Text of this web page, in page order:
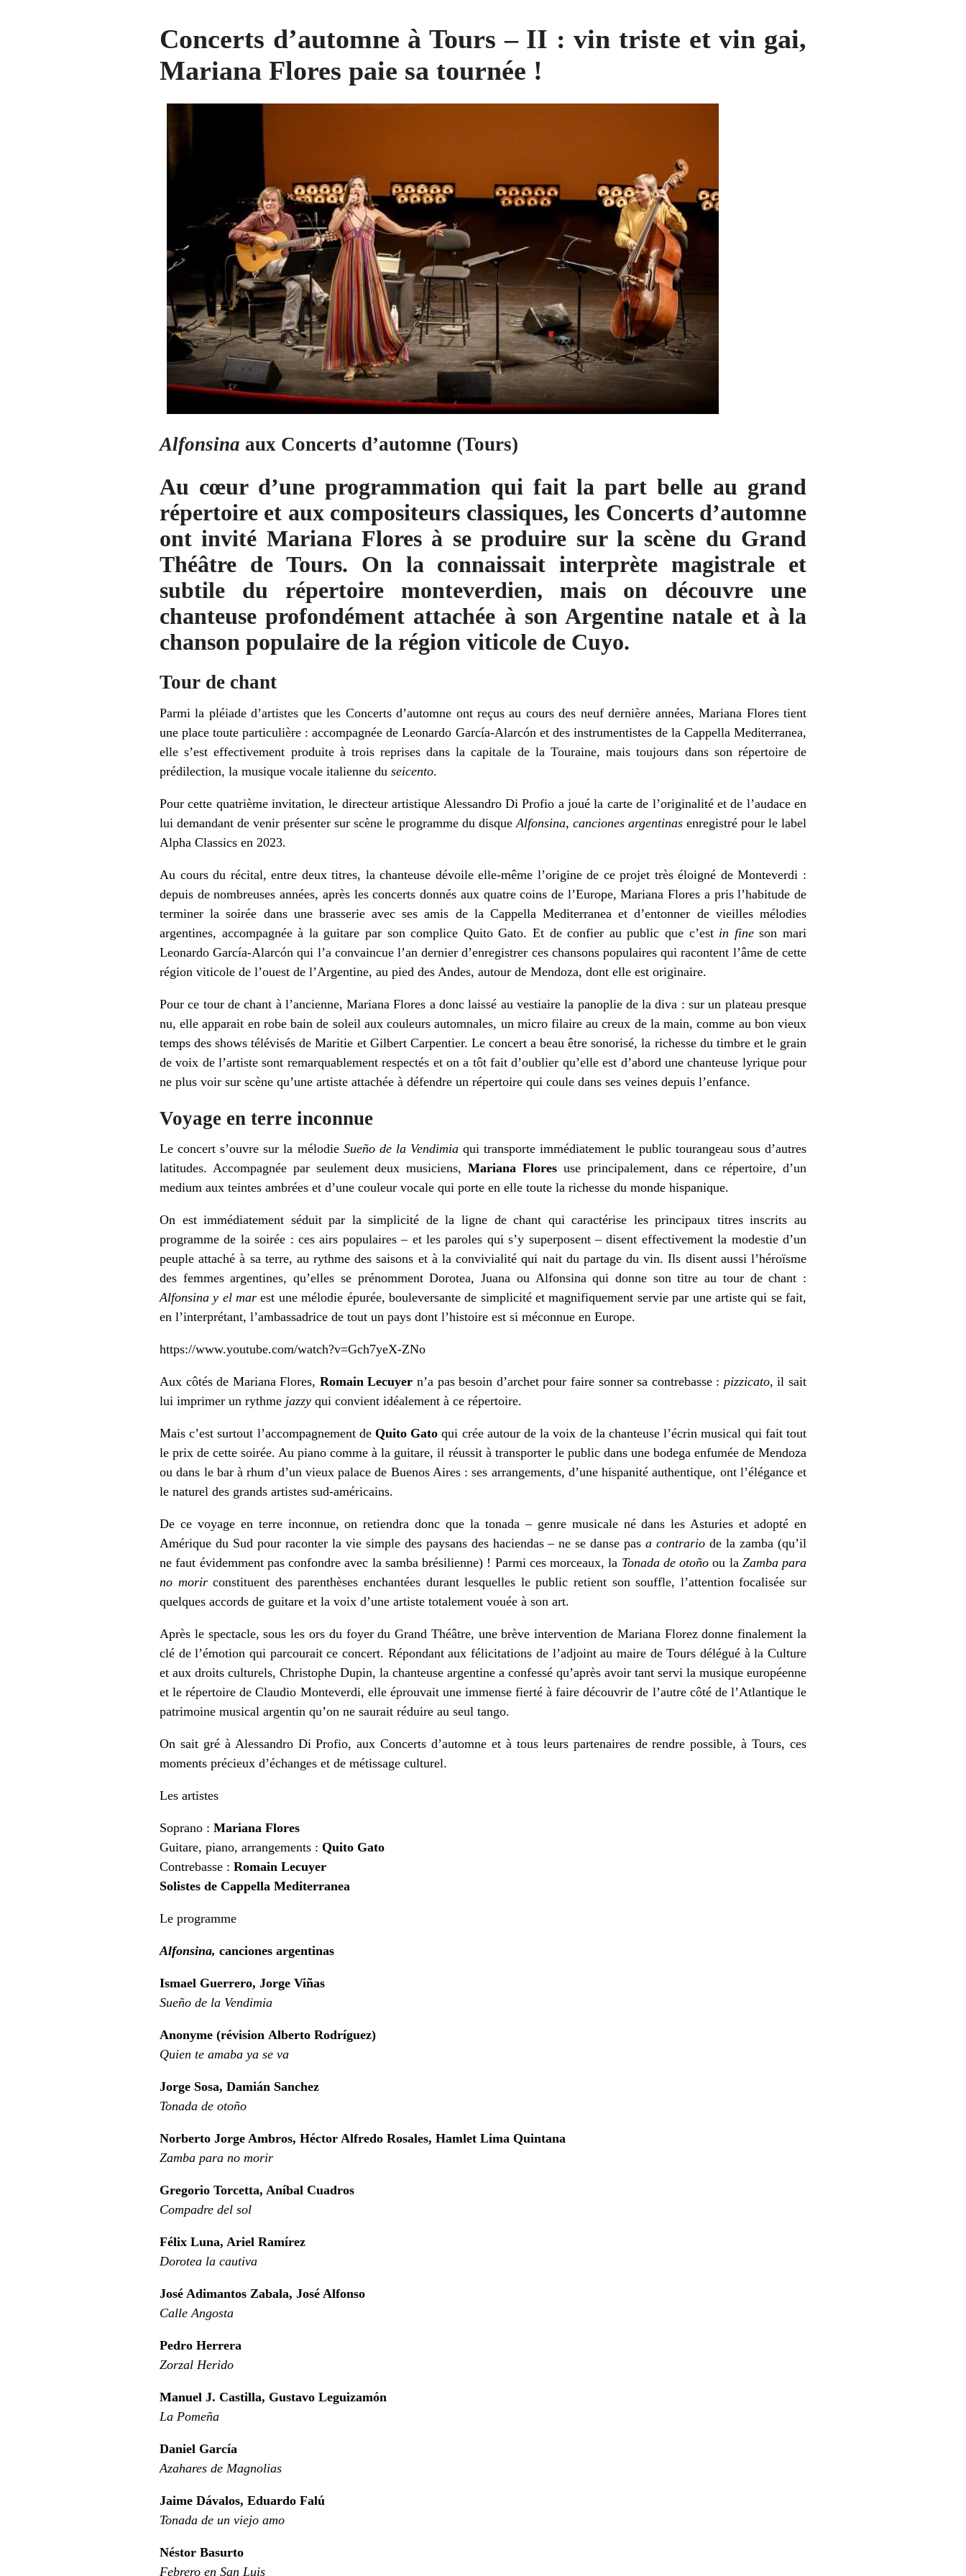
Concerts d’automne à Tours – II : vin triste et vin gai,
Mariana Flores paie sa tournée !
Alfonsina aux Concerts d’automne (Tours)
Au cœur d’une programmation qui fait la part belle au grand
répertoire et aux compositeurs classiques, les Concerts d’automne
ont invité Mariana Flores à se produire sur la scène du Grand
Théâtre de Tours. On la connaissait interprète magistrale et
subtile du répertoire monteverdien, mais on découvre une
chanteuse profondément attachée à son Argentine natale et à la
chanson populaire de la région viticole de Cuyo.
Tour de chant
Parmi la pléiade d’artistes que les Concerts d’automne ont reçus au cours des neuf dernière années, Mariana Flores tient
une place toute particulière : accompagnée de Leonardo García-Alarcón et des instrumentistes de la Cappella Mediterranea,
elle s’est effectivement produite à trois reprises dans la capitale de la Touraine, mais toujours dans son répertoire de
prédilection, la musique vocale italienne du seicento.
Pour cette quatrième invitation, le directeur artistique Alessandro Di Profio a joué la carte de l’originalité et de l’audace en
lui demandant de venir présenter sur scène le programme du disque Alfonsina, canciones argentinas enregistré pour le label
Alpha Classics en 2023.
Au cours du récital, entre deux titres, la chanteuse dévoile elle-même l’origine de ce projet très éloigné de Monteverdi :
depuis de nombreuses années, après les concerts donnés aux quatre coins de l’Europe, Mariana Flores a pris l’habitude de
terminer la soirée dans une brasserie avec ses amis de la Cappella Mediterranea et d’entonner de vieilles mélodies
argentines, accompagnée à la guitare par son complice Quito Gato. Et de confier au public que c’est in fineson mari
Leonardo García-Alarcón qui l’a convaincue l’an dernier d’enregistrer ces chansons populaires qui racontent l’âme de cette
région viticole de l’ouest de l’Argentine, au pied des Andes, autour de Mendoza, dont elle est originaire.
Pour ce tour de chant à l’ancienne, Mariana Flores a donc laissé au vestiaire la panoplie de la diva : sur un plateau presque
nu, elle apparait en robe bain de soleil aux couleurs automnales, un micro filaire au creux de la main, comme au bon vieux
temps des shows télévisés de Maritie et Gilbert Carpentier. Le concert a beau être sonorisé, la richesse du timbre et le grain
de voix de l’artiste sont remarquablement respectés et on a tôt fait d’oublier qu’elle est d’abord une chanteuse lyrique pour
ne plus voir sur scène qu’une artiste attachée à défendre un répertoire qui coule dans ses veines depuis l’enfance.
Voyage en terre inconnue
Le concert s’ouvre sur la mélodie Sueño de la Vendimiaqui transporte immédiatement le public tourangeau sous d’autres
latitudes. Accompagnée par seulement deux musiciens,Mariana Floresuse principalement, dans ce répertoire, d’un
medium aux teintes ambrées et d’une couleur vocale qui porte en elle toute la richesse du monde hispanique.
On est immédiatement séduit par la simplicité de la ligne de chant qui caractérise les principaux titres inscrits au
programme de la soirée : ces airs populaires – et les paroles qui s’y superposent – disent effectivement la modestie d’un
peuple attaché à sa terre, au rythme des saisons et à la convivialité qui nait du partage du vin. Ils disent aussi l’héroïsme
des femmes argentines, qu’elles se prénomment Dorotea, Juana ou Alfonsina qui donne son titre au tour de chant :
Alfonsina y el marest une mélodie épurée, bouleversante de simplicité et magnifiquement servie par une artiste qui se fait,
en l’interprétant, l’ambassadrice de tout un pays dont l’histoire est si méconnue en Europe.
https://www.youtube.com/watch?v=Gch7yeX-ZNo
Aux côtés de Mariana Flores, Romain Lecuyer n’a pas besoin d’archet pour faire sonner sa contrebasse : pizzicato, il sait
lui imprimer un rythme jazzy qui convient idéalement à ce répertoire.
Mais c’est surtout l’accompagnement de Quito Gatoqui crée autour de la voix de la chanteuse l’écrin musical qui fait tout
le prix de cette soirée. Au piano comme à la guitare, il réussit à transporter le public dans une bodega enfumée de Mendoza
ou dans le bar à rhum d’un vieux palace de Buenos Aires : ses arrangements, d’une hispanité authentique, ont l’élégance et
le naturel des grands artistes sud-américains.
De ce voyage en terre inconnue, on retiendra donc que la tonada – genre musicale né dans les Asturies et adopté en
Amérique du Sud pour raconter la vie simple des paysans des haciendas – ne se danse pasa contrario de la zamba (qu’il
ne faut évidemment pas confondre avec la samba brésilienne) ! Parmi ces morceaux, la Tonada de otoñoou la Zamba para
no morirconstituent des parenthèses enchantées durant lesquelles le public retient son souffle, l’attention focalisée sur
quelques accords de guitare et la voix d’une artiste totalement vouée à son art.
Après le spectacle, sous les ors du foyer du Grand Théâtre, une brève intervention de Mariana Florez donne finalement la
clé de l’émotion qui parcourait ce concert. Répondant aux félicitations de l’adjoint au maire de Tours délégué à la Culture
et aux droits culturels, Christophe Dupin, la chanteuse argentine a confessé qu’après avoir tant servi la musique européenne
et le répertoire de Claudio Monteverdi, elle éprouvait une immense fierté à faire découvrir de l’autre côté de l’Atlantique le
patrimoine musical argentin qu’on ne saurait réduire au seul tango.
On sait gré à Alessandro Di Profio, aux Concerts d’automne et à tous leurs partenaires de rendre possible, à Tours, ces
moments précieux d’échanges et de métissage culturel.
Les artistes
Soprano : Mariana Flores
Guitare, piano, arrangements : Quito Gato
Contrebasse : Romain Lecuyer
Solistes de Cappella Mediterranea
Le programme
Alfonsina, canciones argentinas
Ismael Guerrero, Jorge Viñas
Sueño de la Vendimia
Anonyme (révision Alberto Rodríguez)
Quien te amaba ya se va
Jorge Sosa, Damián Sanchez
Tonada de otoño
Norberto Jorge Ambros, Héctor Alfredo Rosales, Hamlet Lima Quintana
Zamba para no morir
Gregorio Torcetta, Aníbal Cuadros
Compadre del sol
Félix Luna, Ariel Ramírez
Dorotea la cautiva
José Adimantos Zabala, José Alfonso
Calle Angosta
Pedro Herrera
Zorzal Herido
Manuel J. Castilla, Gustavo Leguizamón
La Pomeña
Daniel García
Azahares de Magnolias
Jaime Dávalos, Eduardo Falú
Tonada de un viejo amo
Néstor Basurto
Febrero en San Luis